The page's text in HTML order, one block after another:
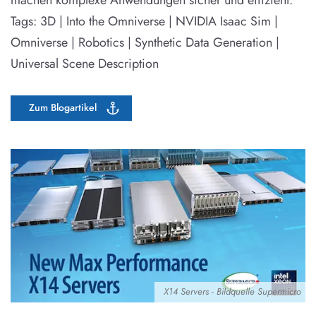
Tags: 3D | Into the Omniverse | NVIDIA Isaac Sim |
Omniverse | Robotics | Synthetic Data Generation |
Universal Scene Description
Zum Blogartikel
X14 Servers - Bildquelle Supermicro